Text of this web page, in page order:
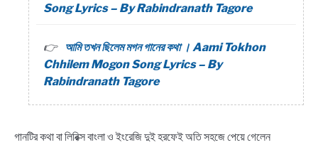
Song Lyrics – By Rabindranath Tagore
আমি তখন ছিলেম মগন গানের কথা । Aami Tokhon
Chhilem Mogon Song Lyrics – By
Rabindranath Tagore
গানটির কথা বা লিরিক্স বাংলা ও ইংরেজি দুই হরফেই অতি সহজে পেয়ে গেলেন